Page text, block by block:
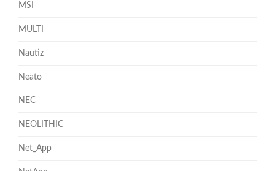
MSI
MULTI
Nautiz
Neato
NEC
NEOLITHIC
Net_App